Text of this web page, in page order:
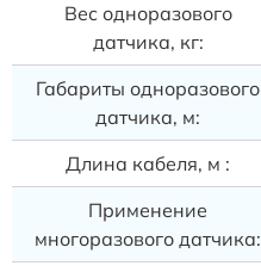
Вес одноразового
датчика, кг:
Габариты одноразового
датчика, м:
Длина кабеля, м :
Применение
многоразового датчика: